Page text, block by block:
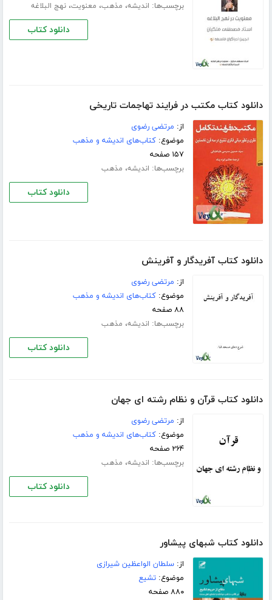
برچسب‌ها: اندیشه، مذهب، معنویت،نهج البلاغه
دانلود کتاب
دانلود کتاب مکتب در فرایند تهاجمات تاریخی
از: مرتضی رضوی
موضوع:کتاب‌های اندیشه و مذهب
۱۵۷ صفحه
برچسب‌ها: اندیشه، مذهب
دانلود کتاب
دانلود کتاب آفریدگار و آفرینش
از: مرتضی رضوی
موضوع:کتاب‌های اندیشه و مذهب
۸۸ صفحه
برچسب‌ها: اندیشه، مذهب
دانلود کتاب
دانلود کتاب قرآن و نظام رشته ای جهان
از: مرتضی رضوی
موضوع:کتاب‌های اندیشه و مذهب
۲۶۴ صفحه
برچسب‌ها: اندیشه، مذهب
دانلود کتاب
دانلود کتاب شبهای پیشاور
از:سلطان الواعظین شیرازی
موضوع:تشیع
۸۸۰ صفحه